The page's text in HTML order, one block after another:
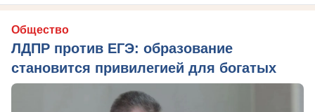
Общество
ЛДПР против ЕГЭ: образование
становится привилегией для богатых